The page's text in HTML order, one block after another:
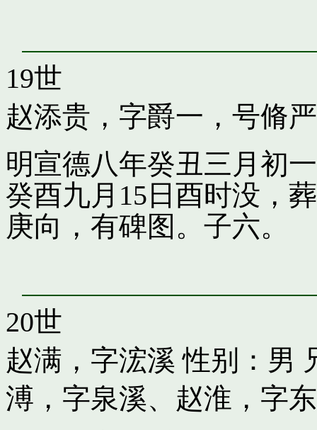
19世
赵添贵，字爵一，号脩严
明宣德八年癸丑三月初
癸酉九月15日酉时没，
庚向，有碑图。子六。
20世
赵满，字浤溪 性别：男
溥，字泉溪、 赵淮，字